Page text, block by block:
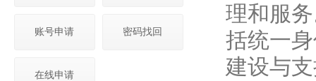
账号申请 密码找回
在线申请
理和服
括统一
建设与